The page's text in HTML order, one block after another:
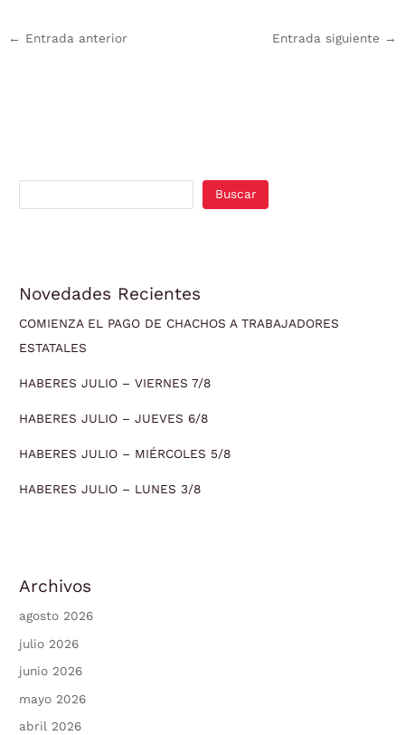
← Entrada anterior Entrada siguiente →
Buscar
Novedades Recientes
COMIENZA EL PAGO DE CHACHOS A TRABAJADORES
ESTATALES
HABERES JULIO – VIERNES 7/8
HABERES JULIO – JUEVES 6/8
HABERES JULIO – MIÉRCOLES 5/8
HABERES JULIO – LUNES 3/8
Archivos
agosto 2026
julio 2026
junio 2026
mayo 2026
abril 2026